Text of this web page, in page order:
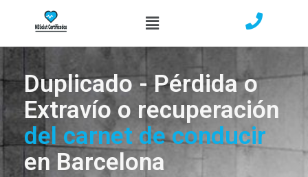
Duplicado - Pérdida o
Extravío o recuperación
del carnet de conducir
en Barcelona